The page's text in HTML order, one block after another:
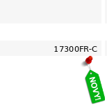
17300FR-C